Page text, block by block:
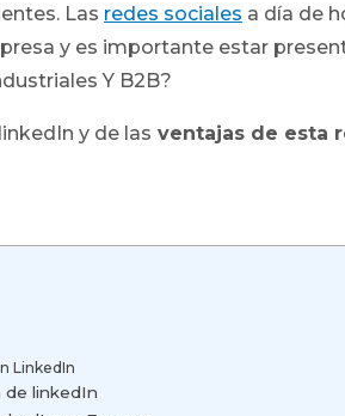
Las redes sociales a día de
y es importante estar
Y B2B?
y de las ventajas de esta
LinkedIn
de linkedIn